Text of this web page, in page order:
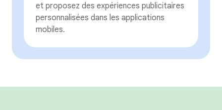
et proposez des expériences publicitaires
personnalisées dans les applications
mobiles.